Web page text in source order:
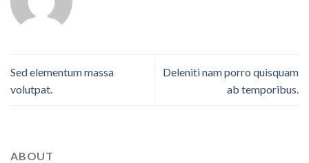
Sed elementum massa
volutpat.
Deleniti nam porro quisquam
ab temporibus.
ABOUT